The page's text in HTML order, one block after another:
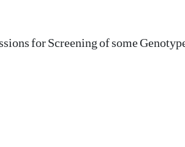
for Screening of some